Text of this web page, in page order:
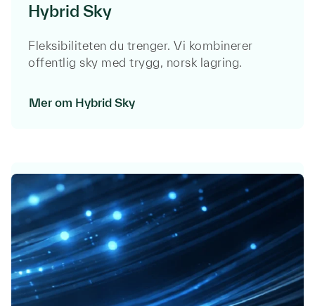
Hybrid Sky
Fleksibiliteten du trenger. Vi kombinerer
offentlig sky med trygg, norsk lagring.
Mer om Hybrid Sky